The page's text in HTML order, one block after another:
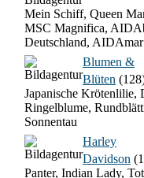
Mein Schiff, Queen
MSC Magnifica,
Deutschland, AIDAmar
Blumen &
Blüten
Japanische Krötenlilie,
Ringelblume,
Sonnentau
Harley
Davidson
Panter, Indian Lady,